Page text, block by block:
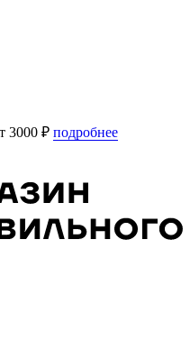
3000 ₽ подробнее